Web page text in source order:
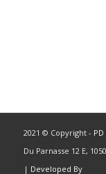
2021 © Copyright -
Du Parnasse 12 E,
| Developed By